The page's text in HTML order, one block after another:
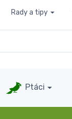
Rady a tipy
Ptáci